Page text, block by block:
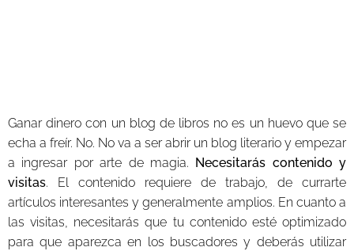
Ganar dinero con un blog de libros no es un huevo que se
echa a freír. No. No va a ser abrir un blog literario y empezar
a ingresar por arte de magia. Necesitarás contenido y
visitas. El contenido requiere de trabajo, de currarte
artículos interesantes y generalmente amplios. En cuanto a
las visitas, necesitarás que tu contenido esté optimizado
para que aparezca en los buscadores y deberás utilizar